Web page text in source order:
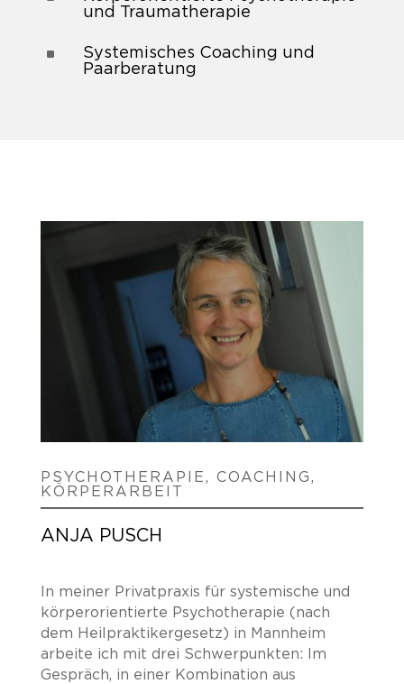
und Traumatherapie
^
Systemisches Coaching und
Paarberatung
PSYCHOTHERAPIE, COACHING,
KÖRPERARBEIT
ANJA PUSCH
In meiner Privatpraxis für systemische und
körperorientierte Psychotherapie (nach
dem Heilpraktikergesetz) in Mannheim
arbeite ich mit drei Schwerpunkten: Im
Gespräch, in einer Kombination aus